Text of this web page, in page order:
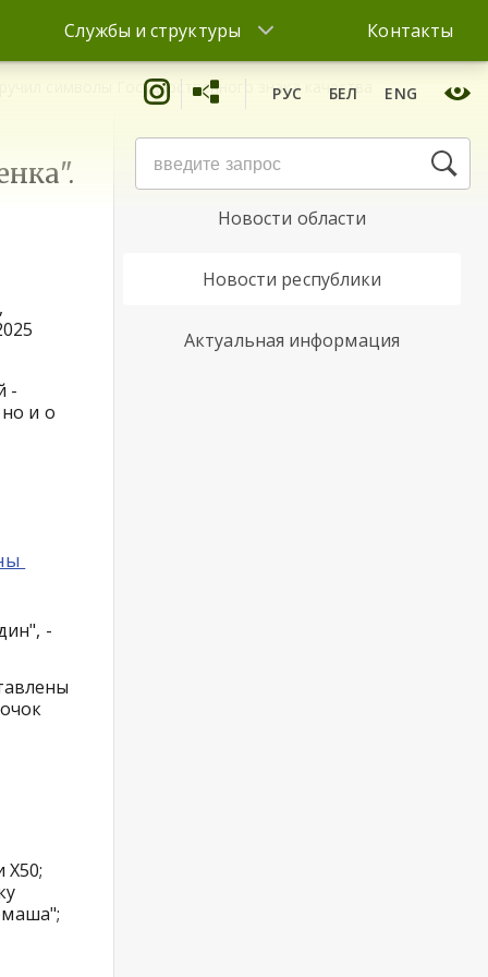
Службы и структуры Контакты
РУС БЕЛ ENG
символы Государственного знака качества
-
и о
-
Х50;
Новости района
Новости области
Новости республики
Актуальная информация